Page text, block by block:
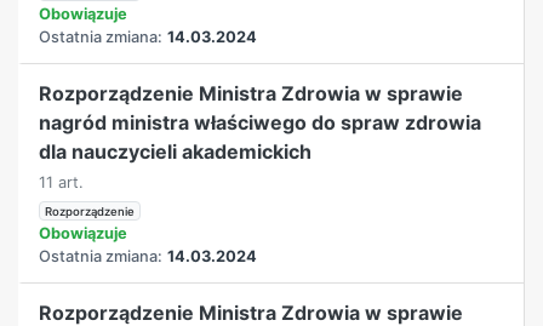
Obowiązuje
Ostatnia zmiana: 14.03.2024
Rozporządzenie Ministra Zdrowia w sprawie
nagród ministra właściwego do spraw zdrowia
dla nauczycieli akademickich
11 art.
Rozporządzenie
Obowiązuje
Ostatnia zmiana: 14.03.2024
Rozporządzenie Ministra Zdrowia w sprawie